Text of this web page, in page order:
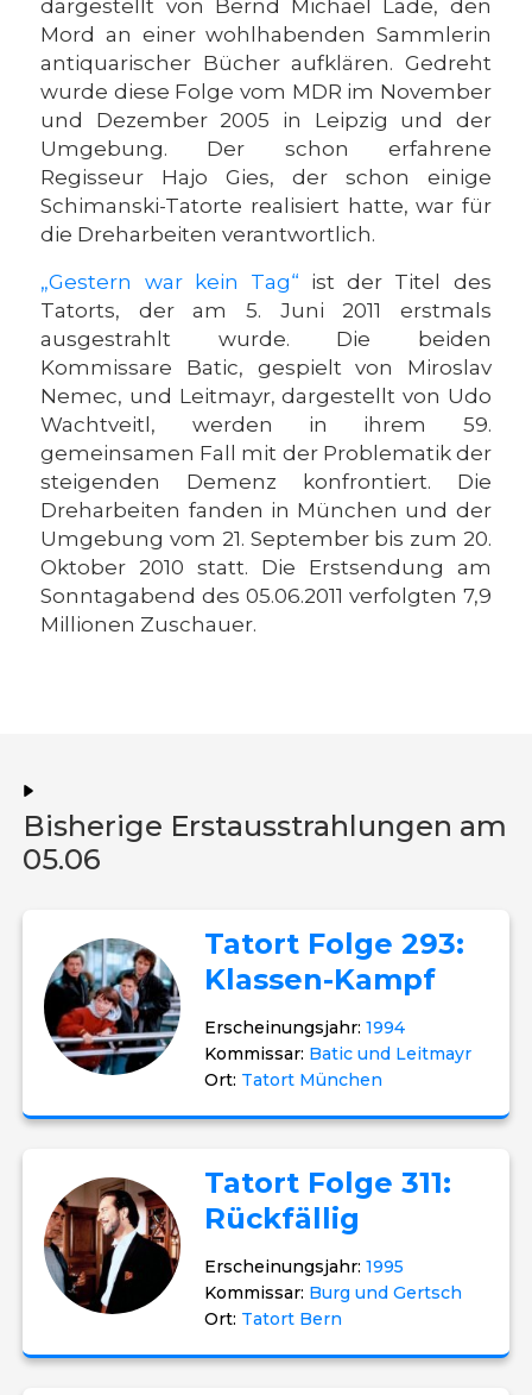
dargestellt von Bernd Michael Lade, den
Mord an einer wohlhabenden Sammlerin
antiquarischer Bücher aufklären. Gedreht
wurde diese Folge vom MDR im November
und Dezember 2005 in Leipzig und der
Umgebung. Der schon erfahrene
Regisseur Hajo Gies, der schon einige
Schimanski-Tatorte realisiert hatte, war für
die Dreharbeiten verantwortlich.
„Gestern war kein Tag“ ist der Titel des
Tatorts, der am 5. Juni 2011 erstmals
ausgestrahlt wurde. Die beiden
Kommissare Batic, gespielt von Miroslav
Nemec, und Leitmayr, dargestellt von Udo
Wachtveitl, werden in ihrem 59.
gemeinsamen Fall mit der Problematik der
steigenden Demenz konfrontiert. Die
Dreharbeiten fanden in München und der
Umgebung vom 21. September bis zum 20.
Oktober 2010 statt. Die Erstsendung am
Sonntagabend des 05.06.2011 verfolgten 7,9
Millionen Zuschauer.
Bisherige Erstausstrahlungen am
05.06
Tatort Folge 293:
Klassen-Kampf
Erscheinungsjahr:1994
Kommissar: Batic und Leitmayr
Ort: Tatort München
Tatort Folge 311:
Rückfällig
Erscheinungsjahr:1995
Kommissar: Burg und Gertsch
Ort: Tatort Bern